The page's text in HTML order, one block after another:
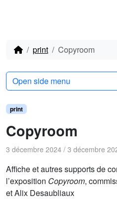
print Copyroom
print
Copyroom
3 décembre 2024 / 3 décembre
Affiche et autres supports de
l’exposition Copyroom,
et Alix Desaubliaux
Open side menu